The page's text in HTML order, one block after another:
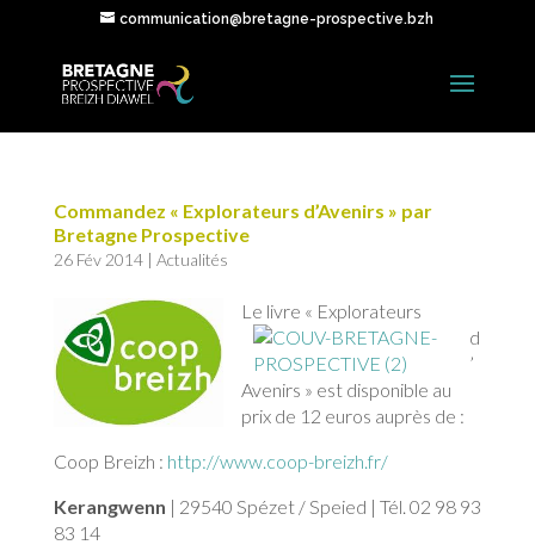
communication@bretagne-prospective.bzh
Commandez « Explorateurs d’Avenirs » par
Bretagne Prospective
26 Fév 2014| Actualités
Le livre « Explorateurs
d
’
Avenirs » est disponible au
prix de 12 euros auprès de :
Coop Breizh : http://www.coop-breizh.fr/
Kerangwenn | 29540 Spézet / Speied | Tél. 02 98 93
83 14